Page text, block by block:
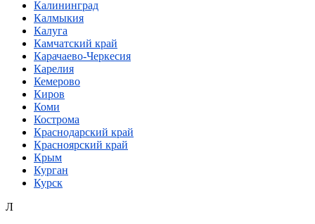
Калининград
Калмыкия
Калуга
Камчатский край
Карачаево-Черкесия
Карелия
Кемерово
Киров
Коми
Кострома
Краснодарский край
Красноярский край
Крым
Курган
Курск
Л